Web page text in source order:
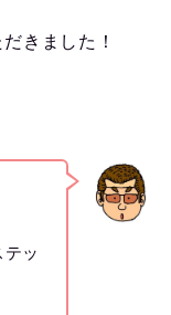
きました！
ッ